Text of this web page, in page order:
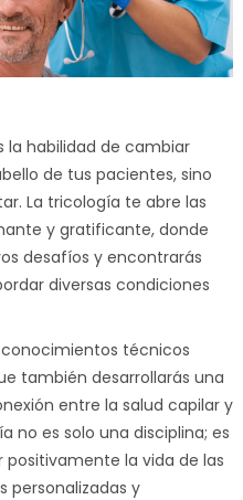
habilidad de cambiar
de tus pacientes, sino
La tricología te abre las
y gratificante, donde
desafíos y encontrarás
diversas condiciones
conocimientos técnicos
también desarrollarás una
entre la salud capilar y
no es solo una disciplina; es
la vida de las
personalizadas y